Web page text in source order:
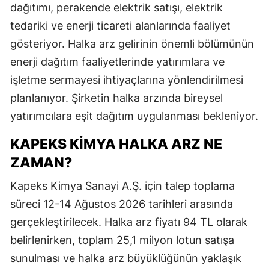
dağıtımı, perakende elektrik satışı, elektrik
tedariki ve enerji ticareti alanlarında faaliyet
gösteriyor. Halka arz gelirinin önemli bölümünün
enerji dağıtım faaliyetlerinde yatırımlara ve
işletme sermayesi ihtiyaçlarına yönlendirilmesi
planlanıyor. Şirketin halka arzında bireysel
yatırımcılara eşit dağıtım uygulanması bekleniyor.
KAPEKS KİMYA HALKA ARZ NE
ZAMAN?
Kapeks Kimya Sanayi A.Ş. için talep toplama
süreci 12-14 Ağustos 2026 tarihleri arasında
gerçekleştirilecek. Halka arz fiyatı 94 TL olarak
belirlenirken, toplam 25,1 milyon lotun satışa
sunulması ve halka arz büyüklüğünün yaklaşık